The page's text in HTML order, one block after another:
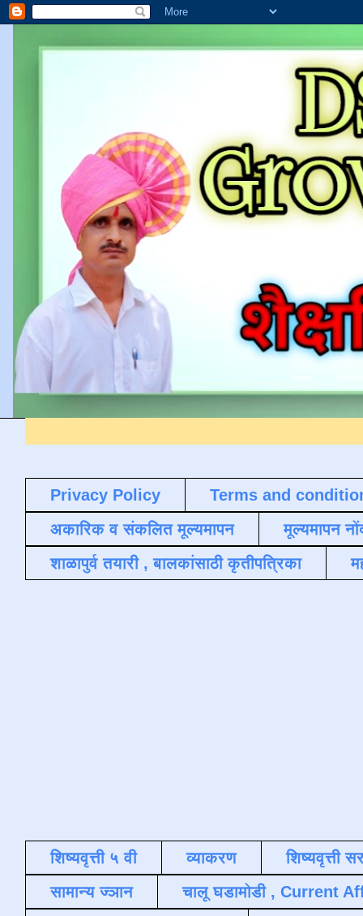
Privacy Policy
Terms and
अकारिक व संकलित मूल्यमापन
मूल्यमापन
शाळापुर्व तयारी , बालकांसाठी कृतीपत्रिका
शिष्यवृत्ती ५ वी व्याकरण
शिष्यवृत्ती
सामान्य ज्ञान
चालू घडामोडी , Current